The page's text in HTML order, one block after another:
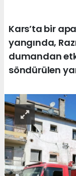
Kars’ta bir
yangında,
dumandan
söndürülen